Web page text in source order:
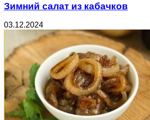
Зимний салат из кабачков
03.12.2024